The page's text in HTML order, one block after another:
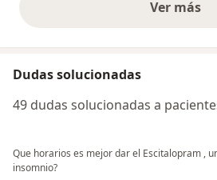
Ver más
Dudas solucionadas
49 dudas solucionadas a
Que horarios es mejor dar el Escitalopram ,
insomnio?